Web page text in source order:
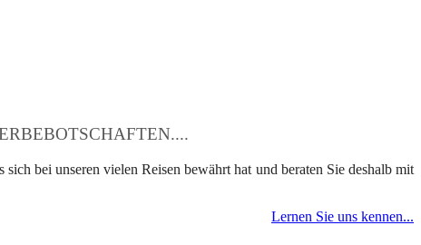
bei unseren vielen Reisen bewährt hat und beraten Sie deshalb mit
Lernen Sie uns kennen...